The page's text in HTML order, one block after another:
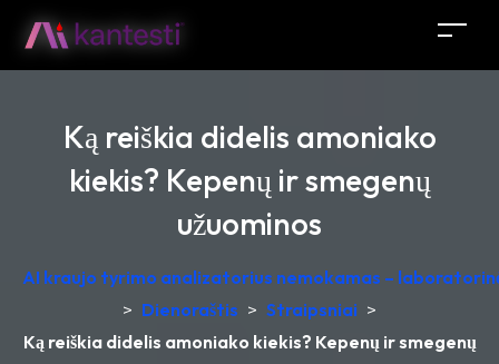
Ką reiškia didelis amoniako
kiekis? Kepenų ir smegenų
užuominos
AI kraujo tyrimo analizatorius nemokamas –
> Dienoraštis > Straipsniai >
Ką reiškia didelis amoniako kiekis? Kepenų ir smegenų